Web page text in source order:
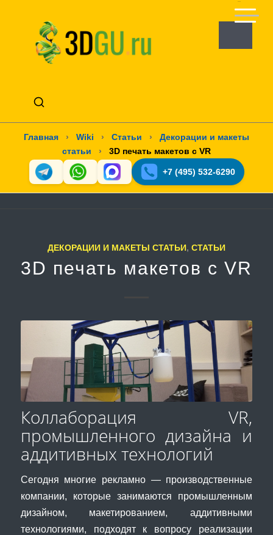
Главная › Wiki › Статьи ›
Декорации и макеты
статьи
› 3D печать макетов с VR
+7 (495) 532-6290
ДЕКОРАЦИИ И МАКЕТЫ СТАТЬИ, СТАТЬИ
3D печать макетов с VR
Коллаборация VR,
промышленного дизайна и
аддитивных технологий
Сегодня многие рекламно — производственные
компании, которые занимаются промышленным
дизайном, макетированием, аддитивными
технологиями, подходят к вопросу реализации